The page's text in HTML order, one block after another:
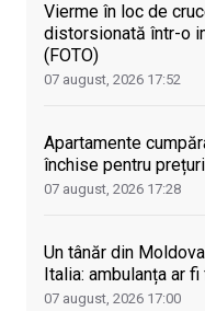
Vierme în loc de
distorsionată într-o
(FOTO)
07 august, 2026 17:52
Apartamente
închise pentru
07 august, 2026 17:28
Un tânăr din
Italia: ambulanța ar
07 august, 2026 17:00